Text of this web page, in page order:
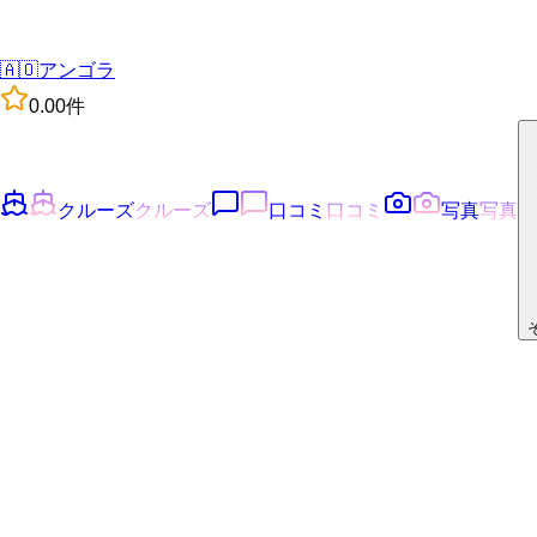
🇦🇴アンゴラ
0.00件
クルーズクルーズ 口コミ 口コミ 写真写真